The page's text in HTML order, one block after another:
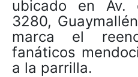
ubicado en Av.
3280,
marca el
fanáticos
a la parrilla.